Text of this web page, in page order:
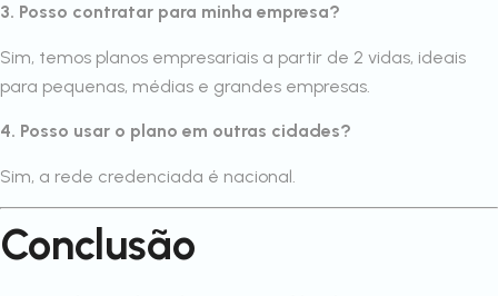
3. Posso contratar para minha empresa?
Sim, temos planos empresariais a partir de 2 vidas, ideais
para pequenas, médias e grandes empresas.
4. Posso usar o plano em outras cidades?
Sim, a rede credenciada é nacional.
Conclusão